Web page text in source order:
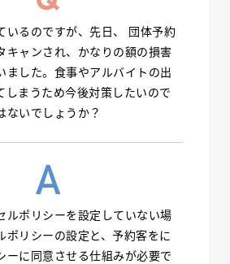
いるのですが、先日、 団体予約
キャンされ、かなりの額の損害
ました。食事やアルバイトの出
しまうため今後対策したいので
ないでしょうか？
ルポリシーを設定していない場
ポリシーの設定と、予約客をに
ーに同意させる仕組みが必要で